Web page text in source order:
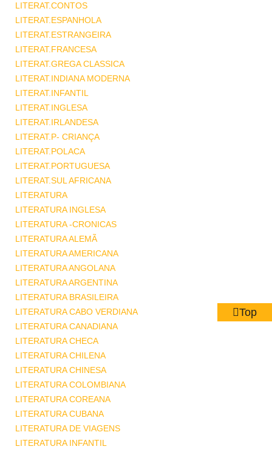
LITERAT.CONTOS
LITERAT.ESPANHOLA
LITERAT.ESTRANGEIRA
LITERAT.FRANCESA
LITERAT.GREGA CLASSICA
LITERAT.INDIANA MODERNA
LITERAT.INFANTIL
LITERAT.INGLESA
LITERAT.IRLANDESA
LITERAT.P- CRIANÇA
LITERAT.POLACA
LITERAT.PORTUGUESA
LITERAT.SUL AFRICANA
LITERATURA
LITERATURA INGLESA
LITERATURA -CRONICAS
LITERATURA ALEMÃ
LITERATURA AMERICANA
LITERATURA ANGOLANA
LITERATURA ARGENTINA
LITERATURA BRASILEIRA
LITERATURA CABO VERDIANA
LITERATURA CANADIANA
LITERATURA CHECA
LITERATURA CHILENA
LITERATURA CHINESA
LITERATURA COLOMBIANA
LITERATURA COREANA
LITERATURA CUBANA
LITERATURA DE VIAGENS
LITERATURA INFANTIL
Top